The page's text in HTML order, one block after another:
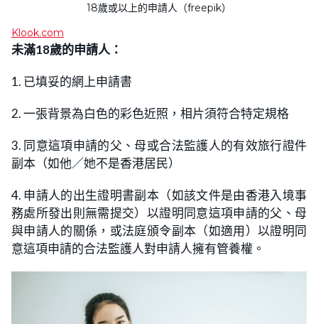
18歲或以上的申請人（freepik）
Klook.com
未滿18歲的申請人：
1. 已填妥的網上申請書
2. 一張背景為白色的彩色近照，相片須符合特定規格
3. 同意這項申請的父、母或合法監護人的有效旅行證件
副本（如他／她不是香港居民）
4. 申請人的出生證明書副本（如該文件是由香港入境事
務處所發出則無需提交）以證明同意這項申請的父、母
與申請人的關係，或法庭頒令副本（如適用）以證明同
意這項申請的合法監護人對申請人擁有管養權。